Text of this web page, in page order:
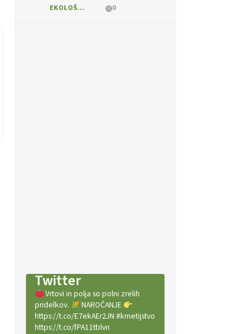
EKOLOŠKO LOGIČNO 0
Twitter
Vrtovi in polja so polni zrelih
pridelkov.
NAROČANJE
https://t.co/E7ekAEr2JN #kmetijstvo
https://t.co/fPA11tblvn